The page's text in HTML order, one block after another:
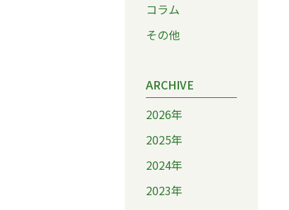
コラム
その他
ARCHIVE
2026年
2025年
2024年
2023年